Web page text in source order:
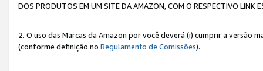
DOS PRODUTOS EM UM SITE DA AMAZON, COM O RESPECTIVO LINK
2. O uso das Marcas da Amazon por você deverá (i) cumprir a versão
(conforme definição no Regulamento de Comissões).